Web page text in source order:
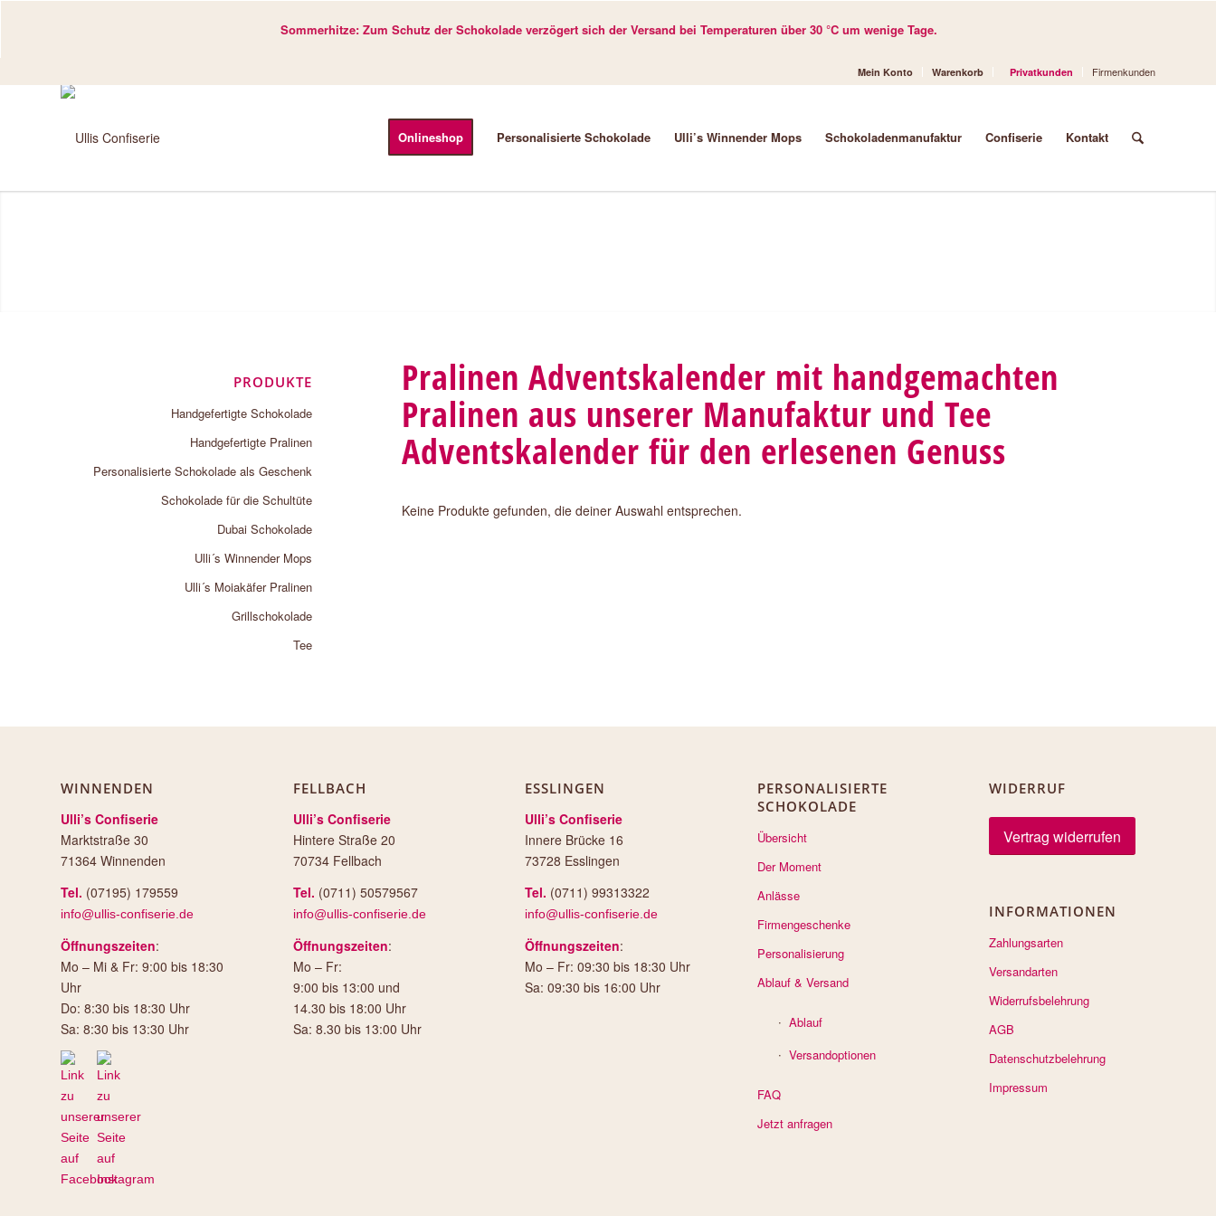
Sommerhitze: Zum Schutz der Schokolade verzögert sich der Versand bei Temperaturen über 30 °C um wenige Tage.
Mein Konto Warenkorb Privatkunden Firmenkunden
Onlineshop Personalisierte Schokolade Ulli’s Winnender Mops Schokoladenmanufaktur Confiserie Kontakt
Pralinen Adventskalender mit handgemachten
Pralinen aus unserer Manufaktur und Tee
Adventskalender für den erlesenen Genuss
Keine Produkte gefunden, die deiner Auswahl entsprechen.
PRODUKTE
Handgefertigte Schokolade
Handgefertigte Pralinen
Personalisierte Schokolade als Geschenk
Schokolade für die Schultüte
Dubai Schokolade
Ulli´s Winnender Mops
Ulli´s Moiakäfer Pralinen
Grillschokolade
Tee
WINNENDEN
Ulli’s Confiserie
Marktstraße 30
71364 Winnenden
Tel. (07195) 179559
info@ullis-confiserie.de
Öffnungszeiten:
Mo – Mi & Fr: 9:00 bis 18:30
Uhr
Do: 8:30 bis 18:30 Uhr
Sa: 8:30 bis 13:30 Uhr
FELLBACH
Ulli’s Confiserie
Hintere Straße 20
70734 Fellbach
Tel. (0711) 50579567
info@ullis-confiserie.de
Öffnungszeiten:
Mo – Fr:
9:00 bis 13:00 und
14.30 bis 18:00 Uhr
Sa: 8.30 bis 13:00 Uhr
ESSLINGEN
Ulli’s Confiserie
Innere Brücke 16
73728 Esslingen
Tel. (0711) 99313322
info@ullis-confiserie.de
Öffnungszeiten:
Mo – Fr: 09:30 bis 18:30 Uhr
Sa: 09:30 bis 16:00 Uhr
PERSONALISIERTE
SCHOKOLADE
Übersicht
Der Moment
Anlässe
Firmengeschenke
Personalisierung
Ablauf & Versand
Ablauf
Versandoptionen
FAQ
Jetzt anfragen
WIDERRUF
Vertrag widerrufen
INFORMATIONEN
Zahlungsarten
Versandarten
Widerrufsbelehrung
AGB
Datenschutzbelehrung
Impressum